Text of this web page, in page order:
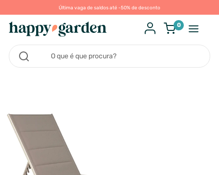
Última vaga de saldos até -50% de desconto
0